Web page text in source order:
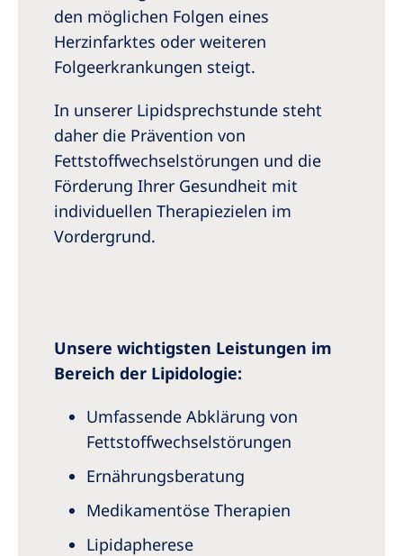
Philippines
North America
United States of America
NephroCare International
Global Website
den möglichen Folgen eines
Herzinfarktes oder weiteren
Folgeerkrankungen steigt.
In unserer Lipidsprechstunde steht
daher die Prävention von
Fettstoffwechselstörungen und die
Förderung Ihrer Gesundheit mit
individuellen Therapiezielen im
Vordergrund.
Unsere wichtigsten Leistungen im
Bereich der Lipidologie:
Umfassende Abklärung von
Fettstoffwechselstörungen
Ernährungsberatung
Medikamentöse Therapien
Lipidapherese